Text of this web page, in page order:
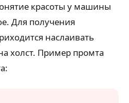
красоты у машины
Для получения
наслаивать
холст. Пример промта